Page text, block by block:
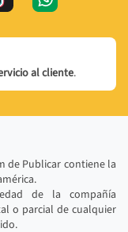
al cliente.
de Publicar contiene la
de la compañía
o parcial de cualquier